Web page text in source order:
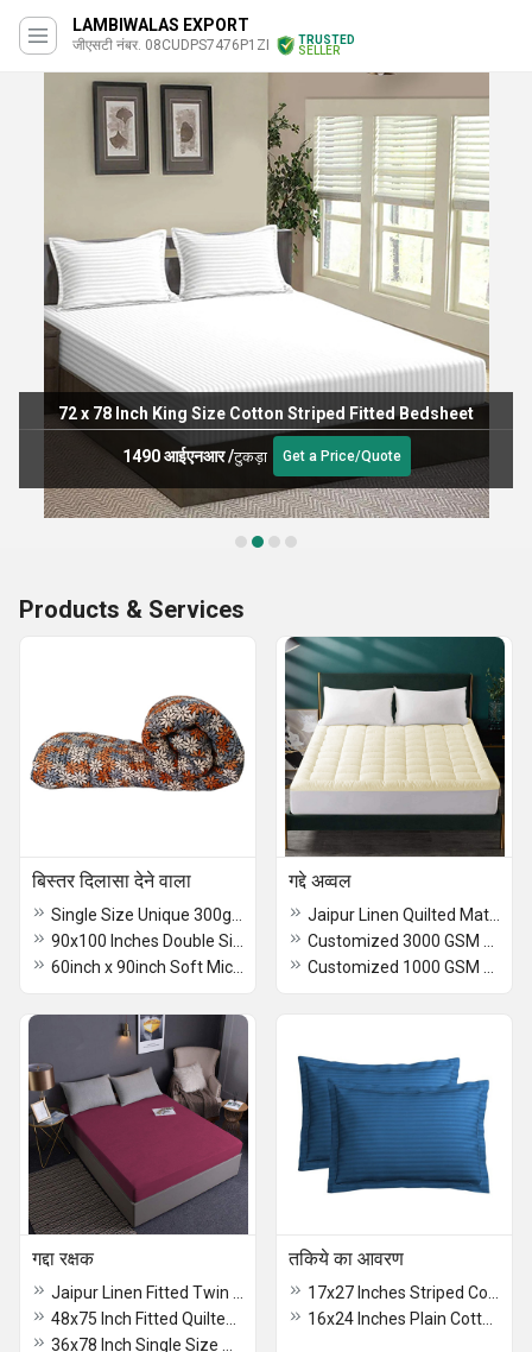
LAMBIWALAS EXPORT
जीएसटी नंबर. 08CUDPS7476P1ZI
TRUSTED
SELLER
72 x 78 Inch King Size Cotton Striped Fitted Bedsheet
1490 आईएनआर/टुकड़ा Get a Price/Quote
Products & Services
बिस्तर दिलासा देने वाला गद्दे अव्वल
गद्दा रक्षक तकिये का आवरण